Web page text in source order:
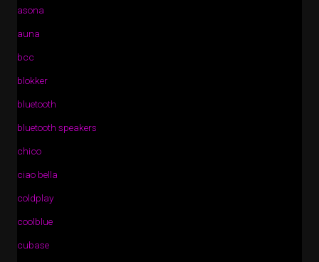
asona
auna
bcc
blokker
bluetooth
bluetooth speakers
chico
ciao bella
coldplay
coolblue
cubase